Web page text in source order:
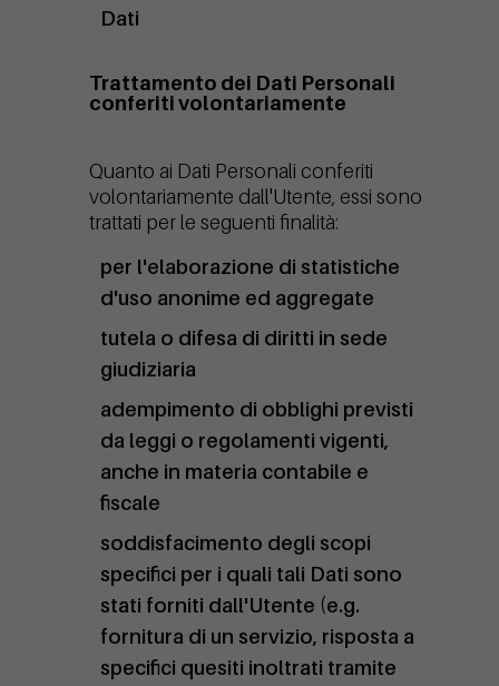
Dati
Trattamento dei Dati Personali
conferiti volontariamente
Quanto ai Dati Personali conferiti
volontariamente dall'Utente, essi sono
trattati per le seguenti finalità:
per l'elaborazione di statistiche
d'uso anonime ed aggregate
tutela o difesa di diritti in sede
giudiziaria
adempimento di obblighi previsti
da leggi o regolamenti vigenti,
anche in materia contabile e
fiscale
soddisfacimento degli scopi
specifici per i quali tali Dati sono
stati forniti dall'Utente (e.g.
fornitura di un servizio, risposta a
specifici quesiti inoltrati tramite